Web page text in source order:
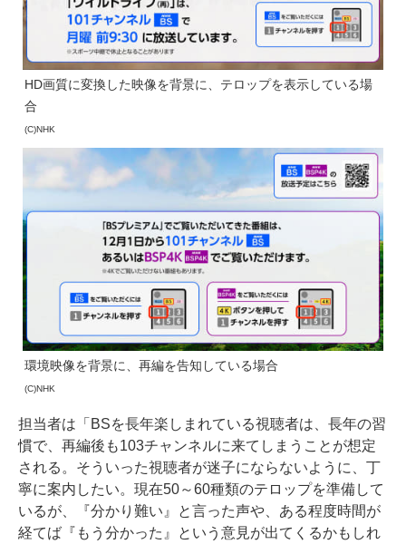
HD画質に変換した映像を背景に、テロップを表示している場
合
(C)NHK
環境映像を背景に、再編を告知している場合
(C)NHK
担当者は「BSを長年楽しまれている視聴者は、長年の習
慣で、再編後も103チャンネルに来てしまうことが想定
される。そういった視聴者が迷子にならないように、丁
寧に案内したい。現在50～60種類のテロップを準備して
いるが、『分かり難い』と言った声や、ある程度時間が
経てば『もう分かった』という意見が出てくるかもしれ